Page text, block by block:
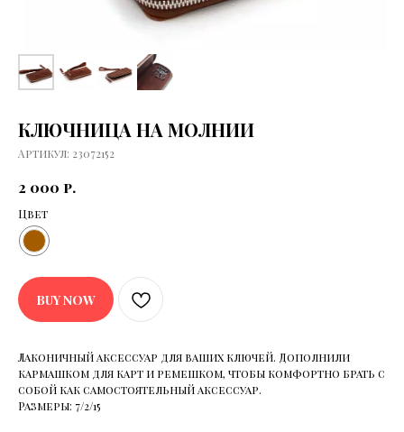
КЛЮЧНИЦА НА МОЛНИИ
Артикул: 23072152
2 000 р.
Цвет
BUY NOW
Лаконичный аксессуар для ваших ключей. Дополнили
кармашком для карт и ремешком, чтобы комфортно брать с
собой как самостоятельный аксессуар.
Размеры: 7/2/15